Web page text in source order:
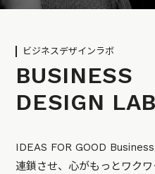
ビジネスデザインラボ
BUSINESS
DESIGN LAB
IDEAS FOR GOOD
連鎖させ、心がもっとワク